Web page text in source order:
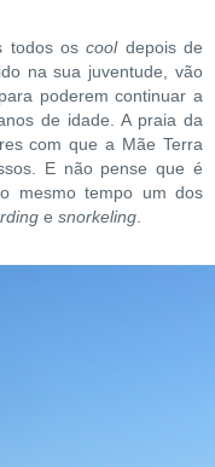
todos oscooldepois de
na sua juventude, vão
poderem continuar a
de idade. A praia da
com que a Mãe Terra
E não pense que é
mesmo tempo um dos
e snorkeling